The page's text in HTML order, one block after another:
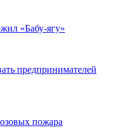
«Бабу-ягу»
предпринимателей
пожара